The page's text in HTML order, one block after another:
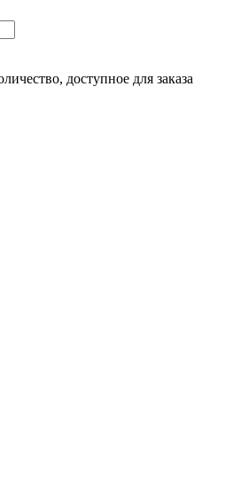
доступное для заказа